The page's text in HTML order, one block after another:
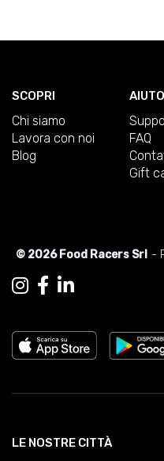
SCOPRI
Chi siamo
Lavora con noi
Blog
AIUTO
FAQ
Gift
© 2026 Food Racers Srl -
LE NOSTRE CITTÀ